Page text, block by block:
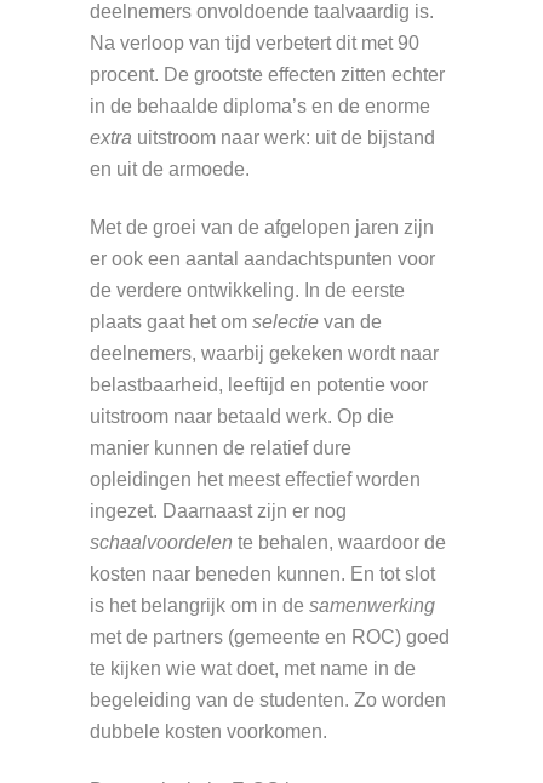
deelnemers onvoldoende taalvaardig is.
Na verloop van tijd verbetert dit met 90
procent. De grootste effecten zitten echter
in de behaalde diploma’s en de enorme
extra uitstroom naar werk: uit de bijstand
en uit de armoede.
Met de groei van de afgelopen jaren zijn
er ook een aantal aandachtspunten voor
de verdere ontwikkeling. In de eerste
plaats gaat het om selectie van de
deelnemers, waarbij gekeken wordt naar
belastbaarheid, leeftijd en potentie voor
uitstroom naar betaald werk. Op die
manier kunnen de relatief dure
opleidingen het meest effectief worden
ingezet. Daarnaast zijn er nog
schaalvoordelen te behalen, waardoor de
kosten naar beneden kunnen. En tot slot
is het belangrijk om in de samenwerking
met de partners (gemeente en ROC) goed
te kijken wie wat doet, met name in de
begeleiding van de studenten. Zo worden
dubbele kosten voorkomen.